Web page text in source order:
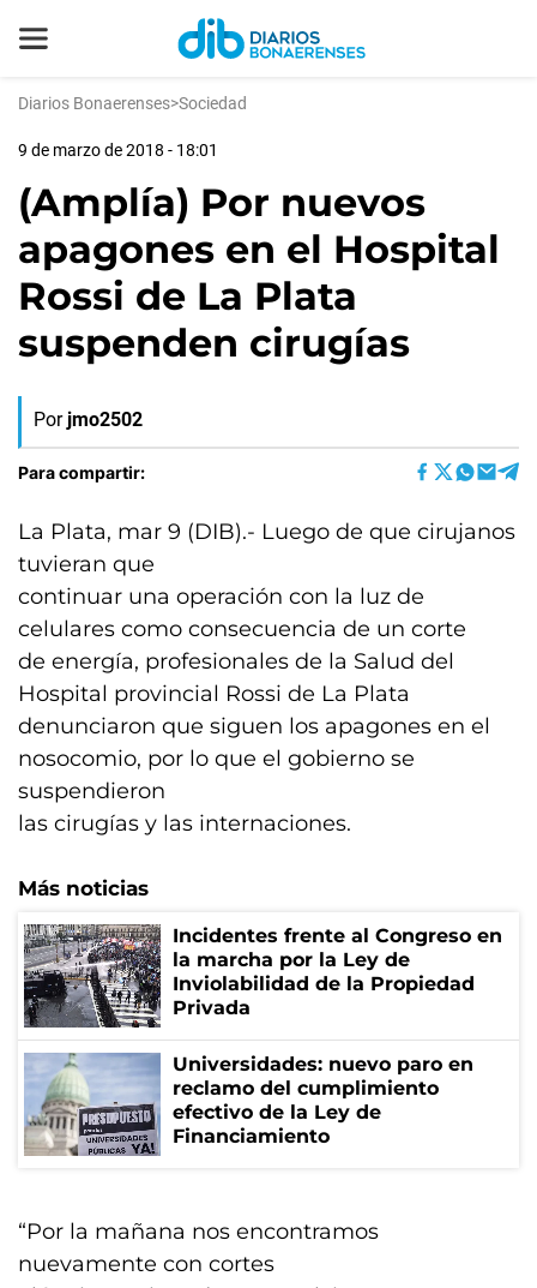
Diarios Bonaerenses>Sociedad
9 de marzo de 2018 - 18:01
(Amplía) Por nuevos
apagones en el Hospital
Rossi de La Plata
suspenden cirugías
Por jmo2502
Para compartir:
La Plata, mar 9 (DIB).- Luego de que cirujanos
tuvieran que
continuar una operación con la luz de
celulares como consecuencia de un corte
de energía, profesionales de la Salud del
Hospital provincial Rossi de La Plata
denunciaron que siguen los apagones en el
nosocomio, por lo que el gobierno se
suspendieron
las cirugías y las internaciones.
Más noticias
Incidentes frente al Congreso en
la marcha por la Ley de
Inviolabilidad de la Propiedad
Privada
Universidades: nuevo paro en
reclamo del cumplimiento
efectivo de la Ley de
Financiamiento
“Por la mañana nos encontramos
nuevamente con cortes